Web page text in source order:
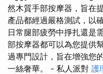
然木質手部按摩器，旨在
產品都經過嚴格測試，以
日常腿部疲勞中掙扎還是
部按摩器都可以為您提供
過專門設計，旨在增強您
一絲奢華。 - 私人派對 護